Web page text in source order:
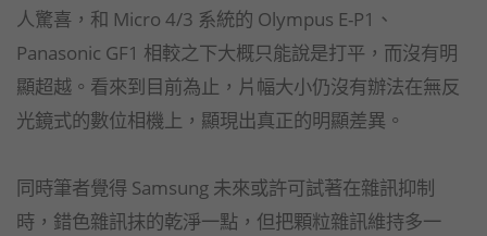
人驚喜，和 Micro 4/3 系統的 Olympus E-P1、
Panasonic GF1 相較之下大概只能說是打平，而沒有明
顯超越。看來到目前為止，片幅大小仍沒有辦法在無反
光鏡式的數位相機上，顯現出真正的明顯差異。
同時筆者覺得 Samsung 未來或許可試著在雜訊抑制
時，錯色雜訊抹的乾淨一點，但把顆粒雜訊維持多一